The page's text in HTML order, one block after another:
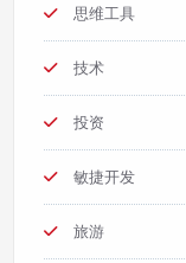
思维工具
技术
投资
敏捷开发
旅游